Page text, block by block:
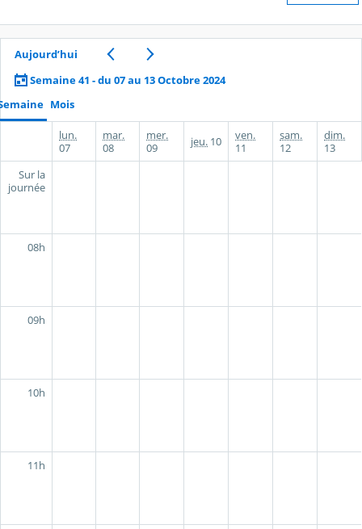
Aujourd’hui
Semaine 41 - du 07 au 13 Octobre 2024
Mois
lun.
07
mar.
08
mer.
09
jeu. 10
ven.
11
sam.
12
dim.
13
Sur la
journée
08h
09h
10h
11h